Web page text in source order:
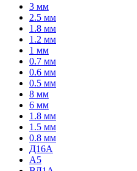
3 мм
2.5 мм
1.8 мм
1.2 мм
1 мм
0.7 мм
0.6 мм
0.5 мм
8 мм
6 мм
1.8 мм
1.5 мм
0.8 мм
Д16А
А5